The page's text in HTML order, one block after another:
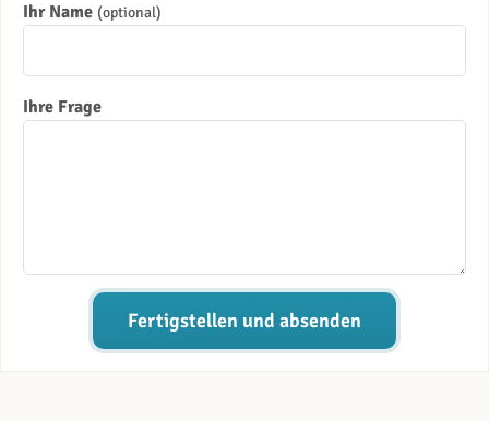
Ihr Name (optional)
Ihre Frage
Fertigstellen und absenden